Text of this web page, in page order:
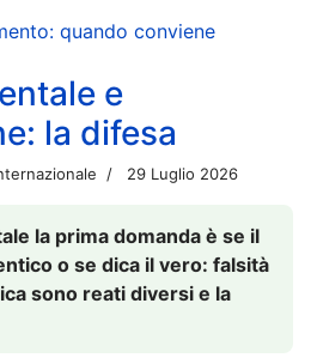
quando conviene
e
la difesa
29 Luglio 2026
la prima domanda è se il
o se dica il vero: falsità
sono reati diversi e la